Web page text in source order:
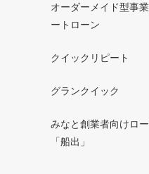
オーダーメイド型事
ートローン
クイックリピート
グランクイック
みなと創業者向けロ
「船出」